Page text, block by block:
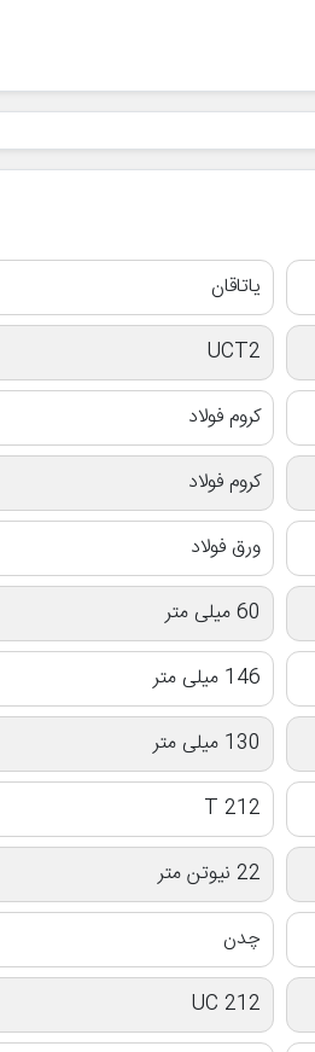
یاتاقان
UCT2
کروم فولاد
کروم فولاد
ورق فولاد
60 میلی متر
146 میلی متر
130 میلی متر
T 212
22 نیوتن متر
چدن
UC 212